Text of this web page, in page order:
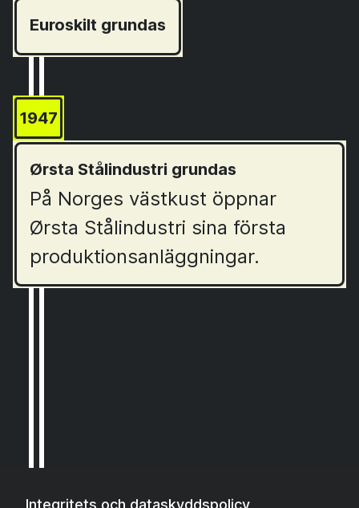
Euroskilt grundas
1947
Ørsta Stålindustri grundas
På Norges västkust öppnar
Ørsta Stålindustri sina första
produktionsanläggningar.
Integritets och dataskyddspolicy